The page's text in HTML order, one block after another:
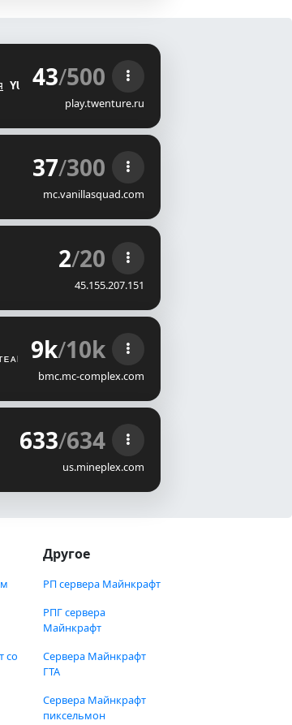
SF 43/500
play.twenture.ru
37/300
mc.vanillasquad.com
2/20
45.155.207.151
9k/10k
bmc.mc-complex.com
633/634
us.mineplex.com
со
Другое
РП сервера Майнкрафт
РПГ сервера
Майнкрафт
Сервера Майнкрафт
ГТА
Сервера Майнкрафт
пиксельмон